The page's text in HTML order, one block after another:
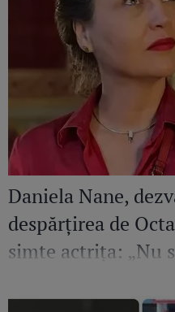
Daniela Nane,
despărțirea de
simte actrița: „Nu